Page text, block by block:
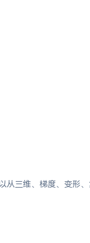
三维、梯度、变形、